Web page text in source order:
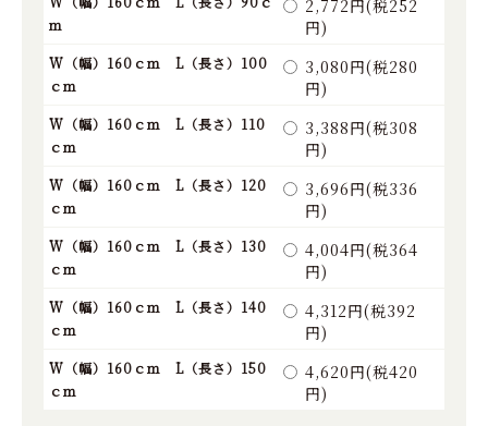
ｍ
2,772円(税252
円)
W（幅）160ｃｍ L（長さ）100
ｃｍ
3,080円(税280
円)
W（幅）160ｃｍ L（長さ）110
ｃｍ
3,388円(税308
円)
W（幅）160ｃｍ L（長さ）120
ｃｍ
3,696円(税336
円)
W（幅）160ｃｍ L（長さ）130
ｃｍ
4,004円(税364
円)
W（幅）160ｃｍ L（長さ）140
ｃｍ
4,312円(税392
円)
W（幅）160ｃｍ L（長さ）150
ｃｍ
4,620円(税420
円)